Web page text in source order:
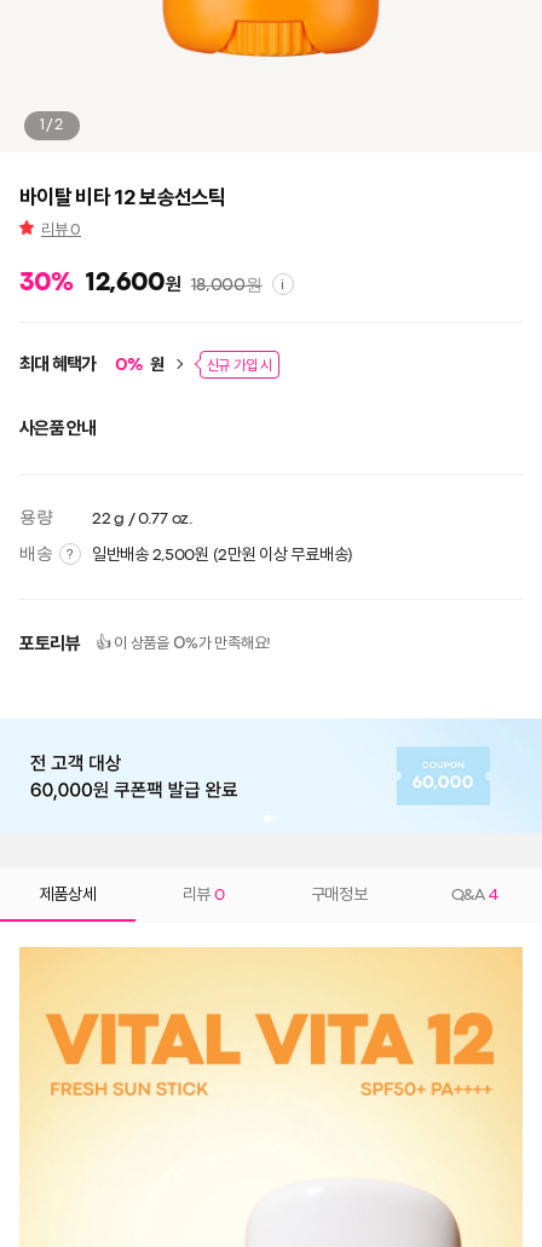
1/2
바이탈 비타 12 보송선스틱
리뷰0
30% 12,600원 18,000원 i
최대 혜택가 0% 원 신규 가입 시
사은품 안내
용량 22 g / 0.77 oz.
배송 ? 일반배송 2,500원 (2만원 이상 무료배송)
포토리뷰 👍 이 상품을 0%가 만족해요!
제품상세 리뷰 0 구매정보 Q&A 4